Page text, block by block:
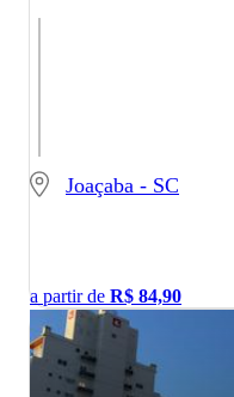
Joaçaba - SC
a partir de R$ 84,90